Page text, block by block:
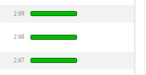
2.69
2.68
2.67